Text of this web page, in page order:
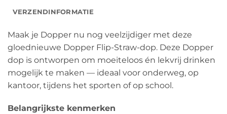
VERZENDINFORMATIE
Maak je Dopper nu nog veelzijdiger met deze
gloednieuwe Dopper Flip-Straw-dop. Deze Dopper
dop is ontworpen om moeiteloos én lekvrij drinken
mogelijk te maken — ideaal voor onderweg, op
kantoor, tijdens het sporten of op school.
Belangrijkste kenmerken